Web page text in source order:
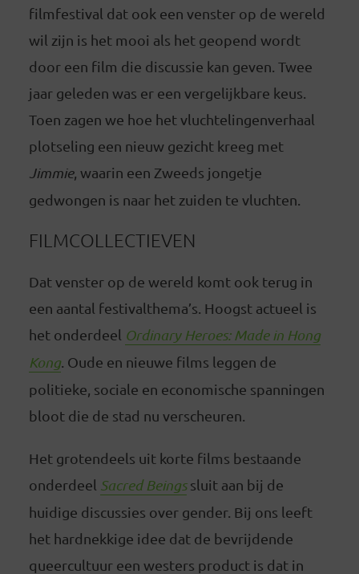
filmfestival dat ook een venster op de wereld
wil zijn is het mooi als het geopend wordt
door een film die discussie kan geven. Twee
jaar geleden was er een vergelijkbare keus.
Toen zagen we hoe het vluchtelingenverhaal
plotseling een nieuw gezicht kreeg met
Jimmie, waarin een Zweeds jongetje
gedwongen is naar het zuiden te vluchten.
FILMCOLLECTIEVEN
Dat venster op de wereld komt ook terug in
een aantal festivalthema’s. Hoogst actueel is
het onderdeel Ordinary Heroes: Made in Hong
Kong. Oude en nieuwe films leggen de
politieke, sociale en economische spanningen
bloot die de stad nu verscheuren.
Het grotendeels uit korte films bestaande
onderdeel Sacred Beingssluit aan bij de
huidige discussies over gender. Bij ons leeft
het hardnekkige idee dat de bevrijdende
queercultuur een westers product is dat in